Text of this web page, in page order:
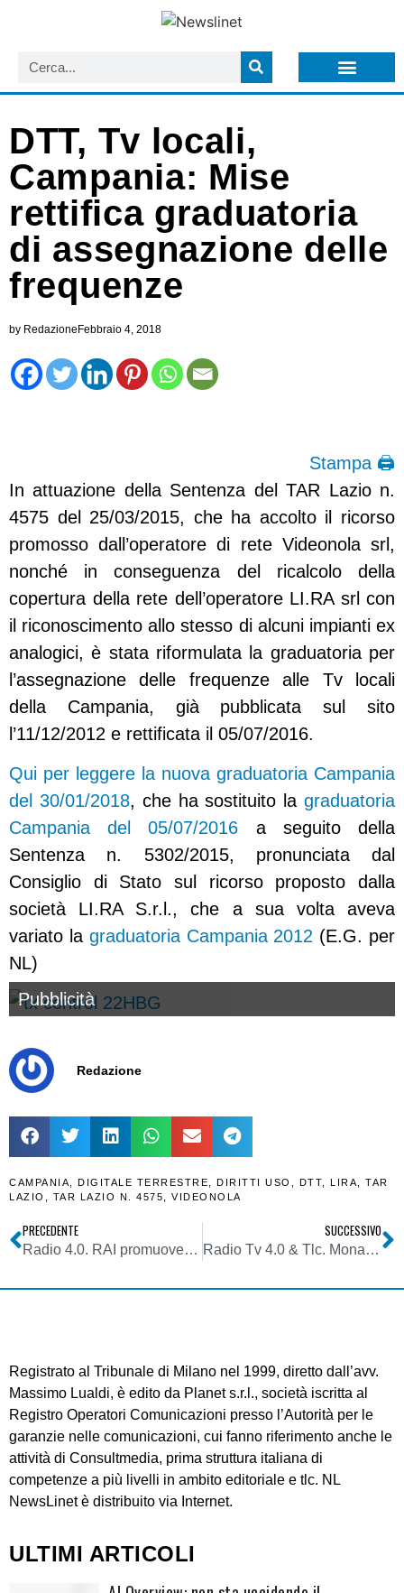
DTT, Tv locali,
Campania: Mise
rettifica graduatoria
di assegnazione delle
frequenze
by RedazioneFebbraio 4, 2018
Stampa 🖨
In attuazione della Sentenza del TAR Lazio n.
4575 del 25/03/2015, che ha accolto il ricorso
promosso dall’operatore di rete Videonola srl,
nonché in conseguenza del ricalcolo della
copertura della rete dell’operatore LI.RA srl con
il riconoscimento allo stesso di alcuni impianti ex
analogici, è stata riformulata la graduatoria per
l’assegnazione delle frequenze alle Tv locali
della Campania, già pubblicata sul sito
l’11/12/2012 e rettificata il 05/07/2016.
Qui per leggere la nuova graduatoria Campania
del 30/01/2018, che ha sostituito lagraduatoria
Campania del 05/07/2016 a seguito della
Sentenza n. 5302/2015, pronunciata dal
Consiglio di Stato sul ricorso proposto dalla
società LI.RA S.r.l., che a sua volta aveva
variato la graduatoria Campania 2012 (E.G. per
NL)
Pubblicità
Redazione
CAMPANIA DIGITALE TERRESTRE DIRITTI USO DTT LIRA
TAR
LAZIO
TAR LAZIO N. 4575 VIDEONOLA
PRECEDENTE
Radio 4.0. RAI promuove il brand bouquet Raiplay attraverso le reti tv. Technogym installa aggregatori (TuneIn) su tapis roulant
SUCCESSIVO
Radio Tv 4.0 & Tlc. Monaco Telecom lancia per la prima volta al mondo il mobile fino a 1 Gb/s
Registrato al Tribunale di Milano nel 1999, diretto dall’avv.
Massimo Lualdi, è edito da Planet s.r.l., società iscritta al
Registro Operatori Comunicazioni presso l’Autorità per le
garanzie nelle comunicazioni, cui fanno riferimento anche le
attività di Consultmedia, prima struttura italiana di
competenze a più livelli in ambito editoriale e tlc. NL
NewsLinet è distribuito via Internet.
ULTIMI ARTICOLI